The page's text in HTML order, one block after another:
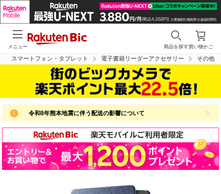
買い物かご
商品を探す
メニュー
スマートフォン・タブレット 電子書籍リーダーアクセサリー その他
令和8年熊本地震に伴う配送の影響について